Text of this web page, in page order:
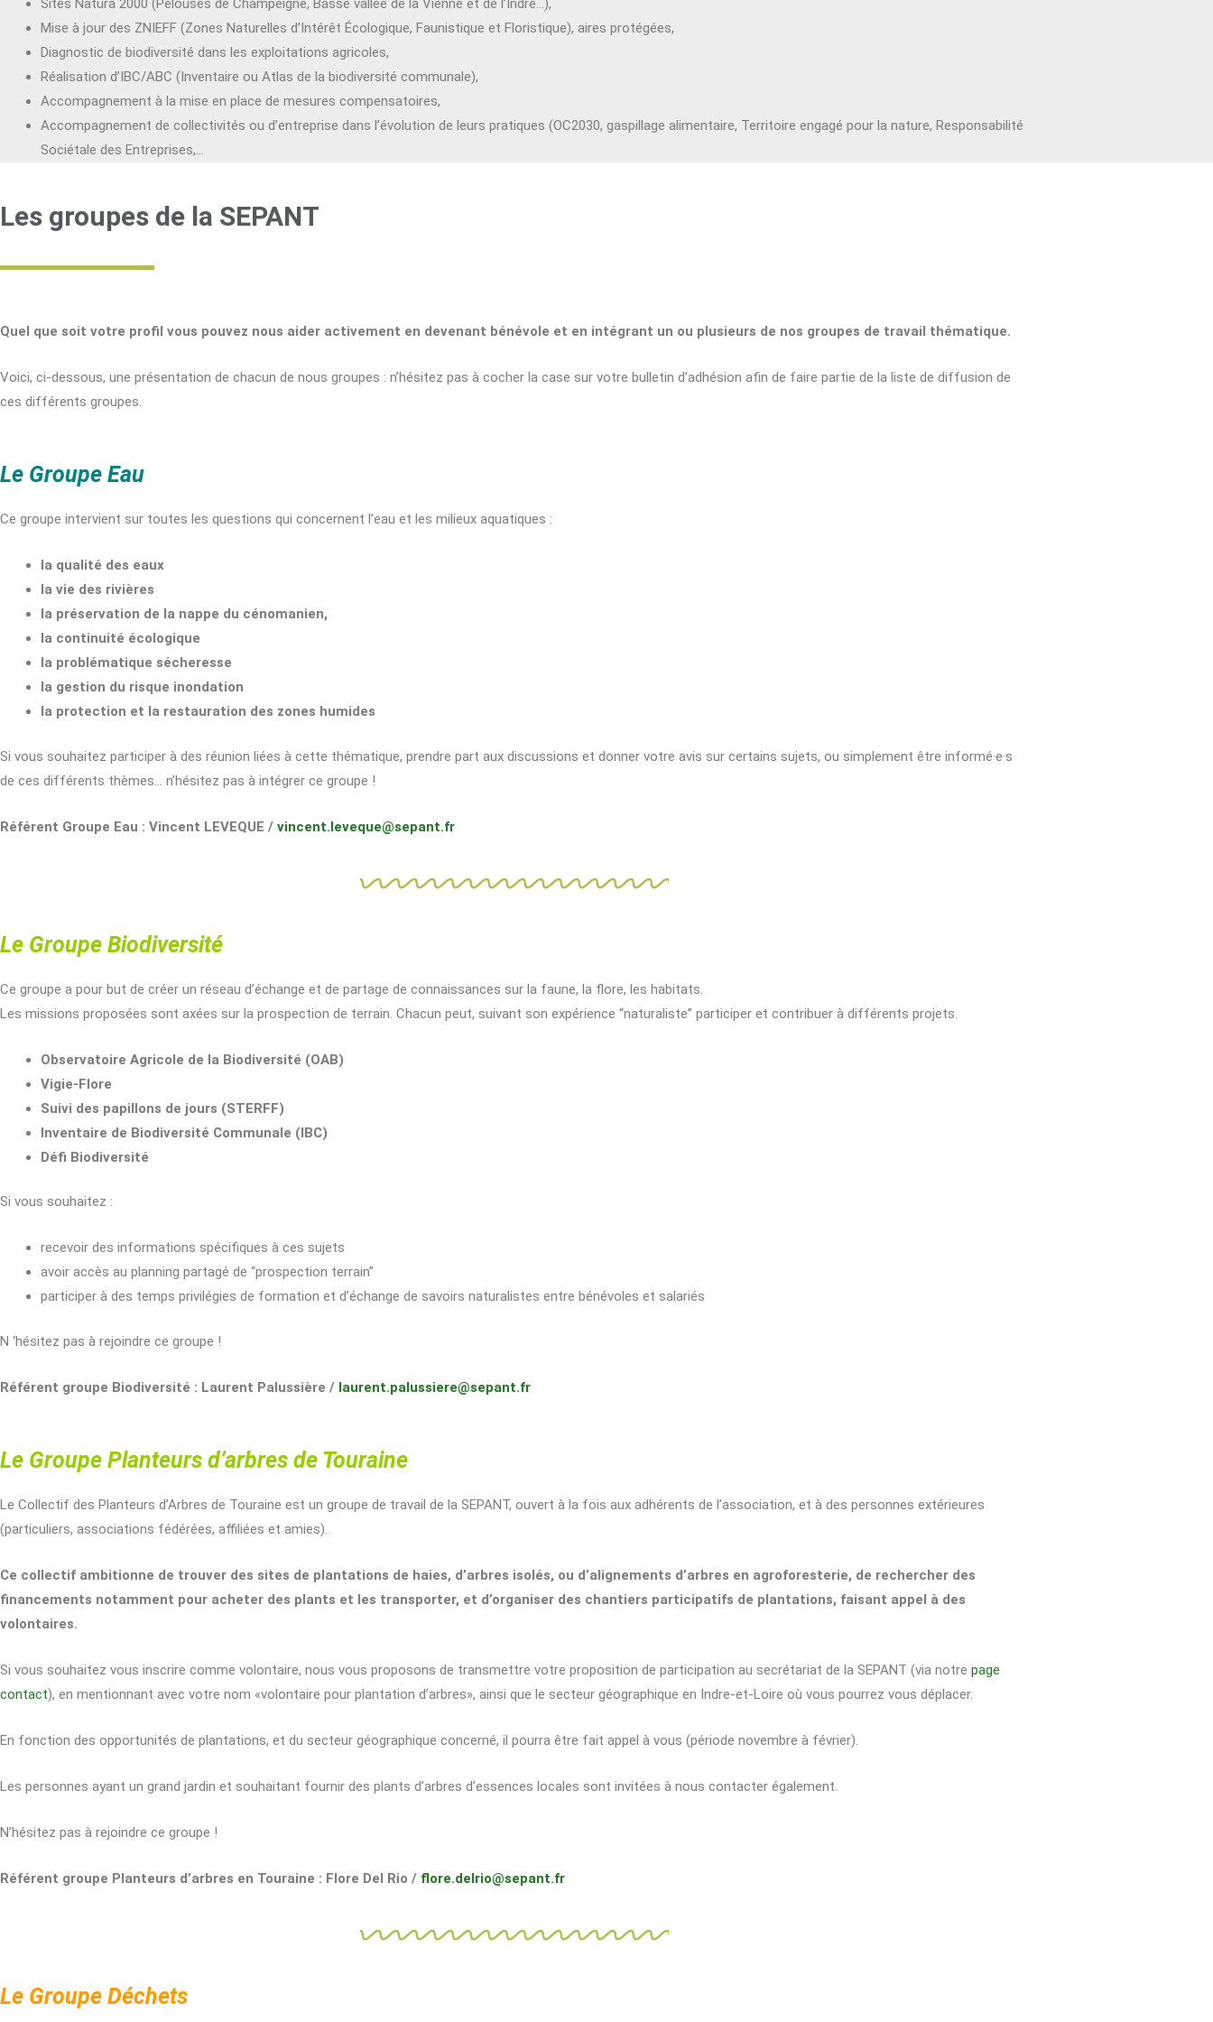
Sites Natura 2000 (Pelouses de Champeigne, Basse vallée de la Vienne et de l’Indre…),
Mise à jour des ZNIEFF (Zones Naturelles d’Intérêt Écologique, Faunistique et Floristique), aires protégées,
Diagnostic de biodiversité dans les exploitations agricoles,
Réalisation d’IBC/ABC (Inventaire ou Atlas de la biodiversité communale),
Accompagnement à la mise en place de mesures compensatoires,
Accompagnement de collectivités ou d’entreprise dans l’évolution de leurs pratiques (OC2030, gaspillage alimentaire, Territoire engagé pour la nature, Responsabilité
Sociétale des Entreprises,…
Les groupes de la SEPANT
Quel que soit votre profil vous pouvez nous aider activement en devenant bénévole et en intégrant un ou plusieurs de nos groupes de travail thématique.
Voici, ci-dessous, une présentation de chacun de nous groupes : n’hésitez pas à cocher la case sur votre bulletin d’adhésion afin de faire partie de la liste de diffusion de
ces différents groupes.
Le Groupe Eau
Ce groupe intervient sur toutes les questions qui concernent l’eau et les milieux aquatiques :
la qualité des eaux
la vie des rivières
la préservation de la nappe du cénomanien,
la continuité écologique
la problématique sécheresse
la gestion du risque inondation
la protection et la restauration des zones humides
Si vous souhaitez participer à des réunion liées à cette thématique, prendre part aux discussions et donner votre avis sur certains sujets, ou simplement être informé·e·s
de ces différents thèmes… n’hésitez pas à intégrer ce groupe !
Référent Groupe Eau : Vincent LEVEQUE / vincent.leveque@sepant.fr
Le Groupe Biodiversité
Ce groupe a pour but de créer un réseau d’échange et de partage de connaissances sur la faune, la flore, les habitats.
Les missions proposées sont axées sur la prospection de terrain. Chacun peut, suivant son expérience “naturaliste” participer et contribuer à différents projets.
Observatoire Agricole de la Biodiversité (OAB)
Vigie-Flore
Suivi des papillons de jours (STERFF)
Inventaire de Biodiversité Communale (IBC)
Défi Biodiversité
Si vous souhaitez :
recevoir des informations spécifiques à ces sujets
avoir accès au planning partagé de “prospection terrain”
participer à des temps privilégies de formation et d’échange de savoirs naturalistes entre bénévoles et salariés
N ‘hésitez pas à rejoindre ce groupe !
Référent groupe Biodiversité : Laurent Palussière / laurent.palussiere@sepant.fr
Le Groupe Planteurs d’arbres de Touraine
Le Collectif des Planteurs d’Arbres de Touraine est un groupe de travail de la SEPANT, ouvert à la fois aux adhérents de l’association, et à des personnes extérieures
(particuliers, associations fédérées, affiliées et amies).
Ce collectif ambitionne de trouver des sites de plantations de haies, d’arbres isolés, ou d’alignements d’arbres en agroforesterie, de rechercher des
financements notamment pour acheter des plants et les transporter, et d’organiser des chantiers participatifs de plantations, faisant appel à des
volontaires.
Si vous souhaitez vous inscrire comme volontaire, nous vous proposons de transmettre votre proposition de participation au secrétariat de la SEPANT (via notre page
contact), en mentionnant avec votre nom «volontaire pour plantation d’arbres», ainsi que le secteur géographique en Indre-et-Loire où vous pourrez vous déplacer.
En fonction des opportunités de plantations, et du secteur géographique concerné, il pourra être fait appel à vous (période novembre à février).
Les personnes ayant un grand jardin et souhaitant fournir des plants d’arbres d’essences locales sont invitées à nous contacter également.
N’hésitez pas à rejoindre ce groupe !
Référent groupe Planteurs d’arbres en Touraine : Flore Del Rio / flore.delrio@sepant.fr
Le Groupe Déchets